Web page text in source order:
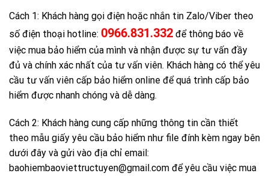
Cách 1: Khách hàng gọi điện hoặc nhắn tin Zalo/Viber theo
số điện thoại hotline: 0966.831.332 để thông báo về
việc mua bảo hiểm của mình và nhận được sự tư vấn đầy
đủ và chính xác nhất của tư vấn viên. Khách hàng có thể yêu
cầu tư vấn viên cấp bảo hiểm online để quá trình cấp bảo
hiểm được nhanh chóng và dễ dàng.
Cách 2: Khách hàng cung cấp những thông tin cần thiết
theo mẫu giấy yêu cầu bảo hiểm như file đính kèm ngay bên
dưới đây và gửi vào địa chỉ email:
baohiembaoviettructuyen@gmail.com để yêu cầu việc mua